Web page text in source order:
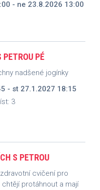
- ne 23.8.2026 13:00
PÉ
nadšené jogínky
- st 27.1.2027 18:15
3
S PETROU
cvičení pro
protáhnout a mají